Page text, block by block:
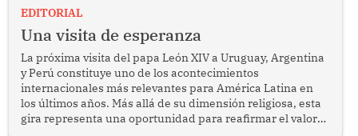
EDITORIAL
Una visita de esperanza
La próxima visita del papa León XIV a Uruguay, Argentina
y Perú constituye uno de los acontecimientos
internacionales más relevantes para América Latina en
los últimos años. Más allá de su dimensión religiosa, esta
gira representa una oportunidad para reafirmar el valor